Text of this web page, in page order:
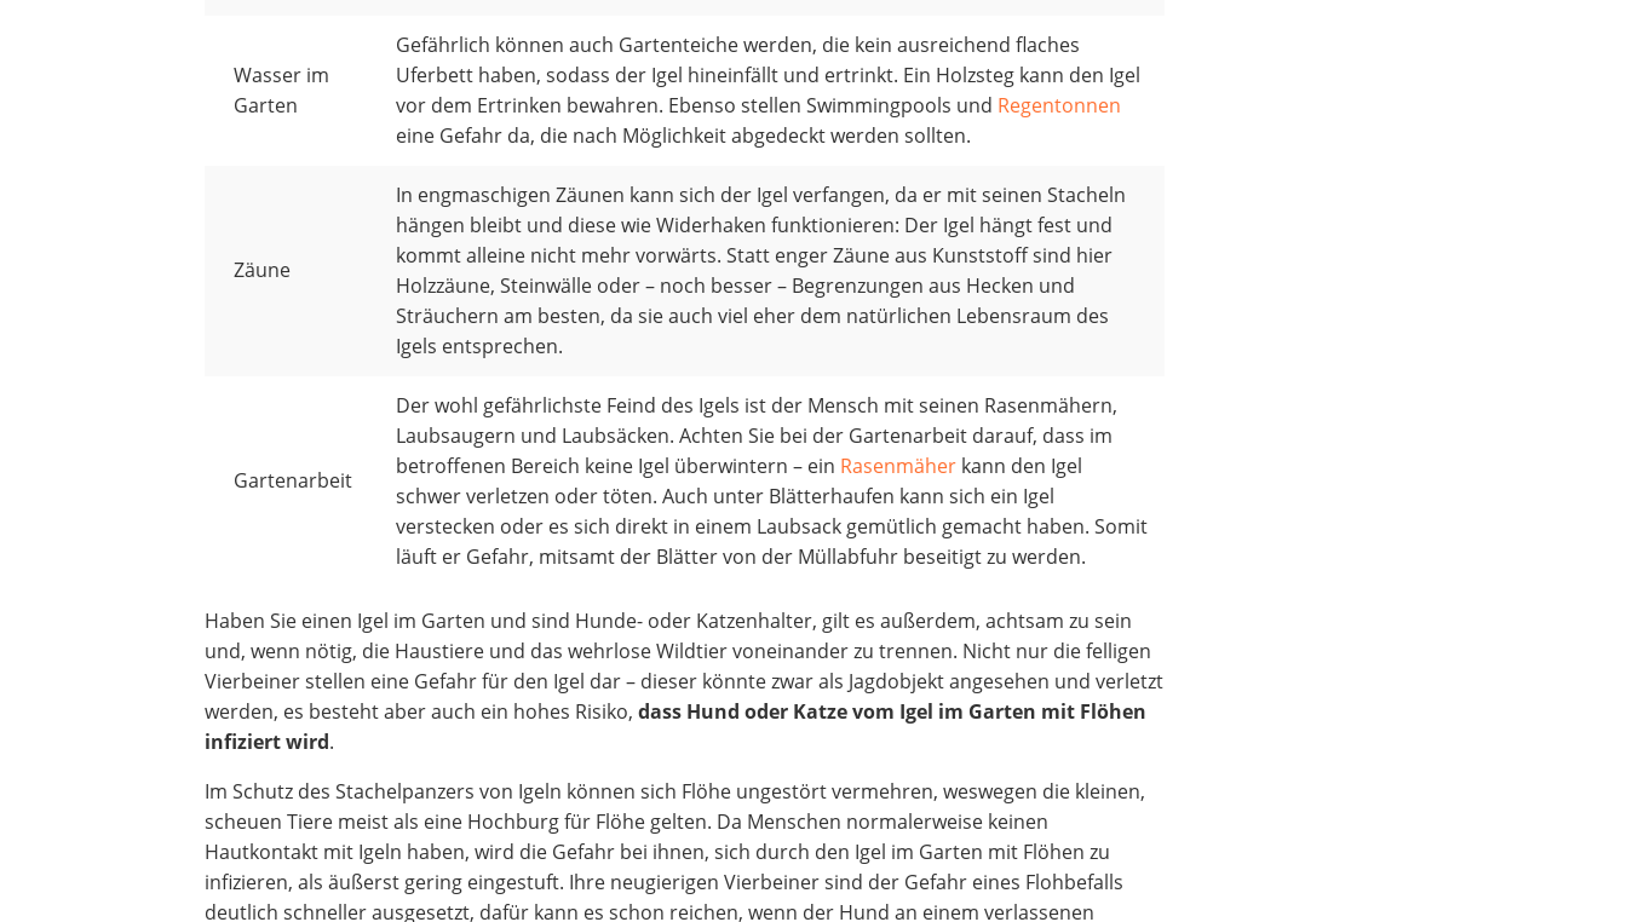
Wasser im
Garten
Gefährlich können auch Gartenteiche werden, die kein ausreichend flaches
Uferbett haben, sodass der Igel hineinfällt und ertrinkt. Ein Holzsteg kann den Igel
vor dem Ertrinken bewahren. Ebenso stellen Swimmingpools und Regentonnen
eine Gefahr da, die nach Möglichkeit abgedeckt werden sollten.
Zäune
In engmaschigen Zäunen kann sich der Igel verfangen, da er mit seinen Stacheln
hängen bleibt und diese wie Widerhaken funktionieren: Der Igel hängt fest und
kommt alleine nicht mehr vorwärts. Statt enger Zäune aus Kunststoff sind hier
Holzzäune, Steinwälle oder – noch besser – Begrenzungen aus Hecken und
Sträuchern am besten, da sie auch viel eher dem natürlichen Lebensraum des
Igels entsprechen.
Gartenarbeit
Der wohl gefährlichste Feind des Igels ist der Mensch mit seinen Rasenmähern,
Laubsaugern und Laubsäcken. Achten Sie bei der Gartenarbeit darauf, dass im
betroffenen Bereich keine Igel überwintern – ein Rasenmäher kann den Igel
schwer verletzen oder töten. Auch unter Blätterhaufen kann sich ein Igel
verstecken oder es sich direkt in einem Laubsack gemütlich gemacht haben. Somit
läuft er Gefahr, mitsamt der Blätter von der Müllabfuhr beseitigt zu werden.
Haben Sie einen Igel im Garten und sind Hunde- oder Katzenhalter, gilt es außerdem, achtsam zu sein
und, wenn nötig, die Haustiere und das wehrlose Wildtier voneinander zu trennen. Nicht nur die felligen
Vierbeiner stellen eine Gefahr für den Igel dar – dieser könnte zwar als Jagdobjekt angesehen und verletzt
werden, es besteht aber auch ein hohes Risiko,dass Hund oder Katze vom Igel im Garten mit Flöhen
infiziert wird.
Im Schutz des Stachelpanzers von Igeln können sich Flöhe ungestört vermehren, weswegen die kleinen,
scheuen Tiere meist als eine Hochburg für Flöhe gelten. Da Menschen normalerweise keinen
Hautkontakt mit Igeln haben, wird die Gefahr bei ihnen, sich durch den Igel im Garten mit Flöhen zu
infizieren, als äußerst gering eingestuft. Ihre neugierigen Vierbeiner sind der Gefahr eines Flohbefalls
deutlich schneller ausgesetzt, dafür kann es schon reichen, wenn der Hund an einem verlassenen